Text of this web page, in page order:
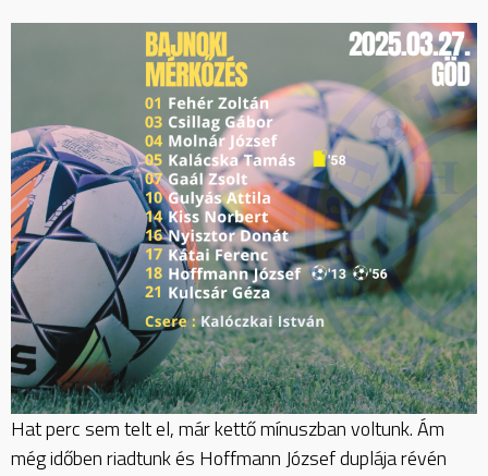
Hat perc sem telt el, már kettő mínuszban voltunk. Ám
még időben riadtunk és Hoffmann József duplája révén